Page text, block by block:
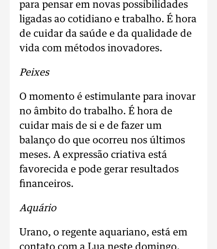
para pensar em novas possibilidades
ligadas ao cotidiano e trabalho. É hora
de cuidar da saúde e da qualidade de
vida com métodos inovadores.
Peixes
O momento é estimulante para inovar
no âmbito do trabalho. É hora de
cuidar mais de si e de fazer um
balanço do que ocorreu nos últimos
meses. A expressão criativa está
favorecida e pode gerar resultados
financeiros.
Aquário
Urano, o regente aquariano, está em
contato com a Lua neste domingo.